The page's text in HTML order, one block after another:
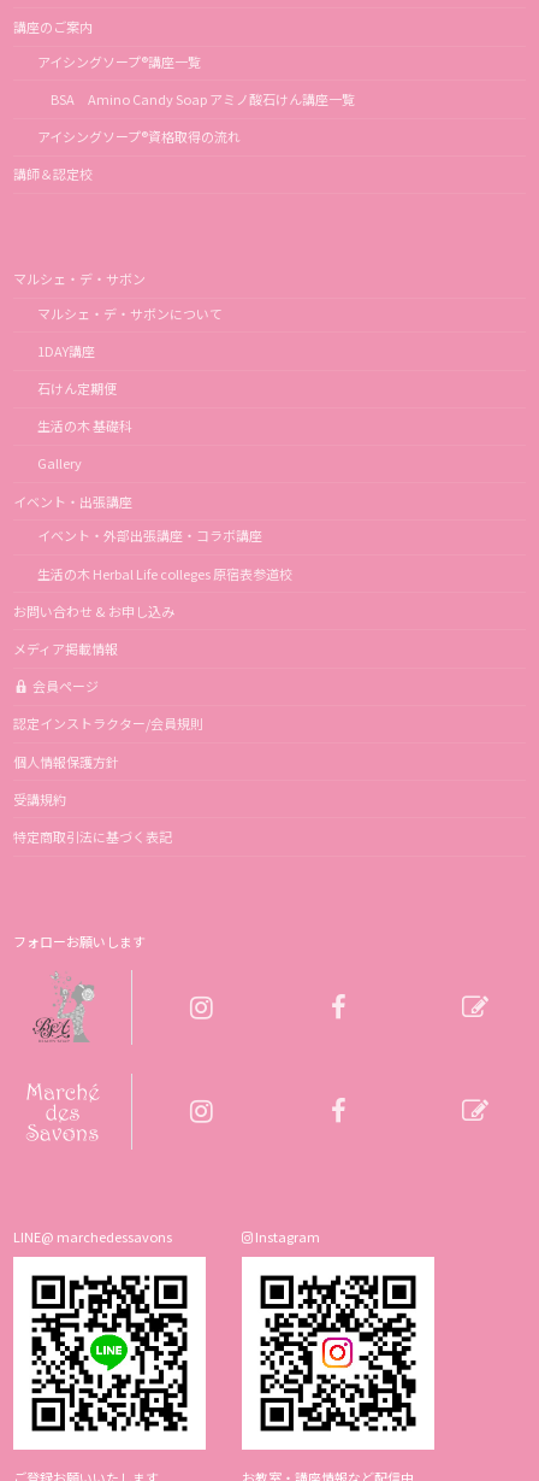
講座のご案内
アイシングソープ®講座一覧
BSA Amino Candy Soap アミノ酸石けん講座一覧
アイシングソープ®資格取得の流れ
講師＆認定校
マルシェ・デ・サボン
マルシェ・デ・サボンについて
1DAY講座
石けん定期便
生活の木 基礎科
Gallery
イベント・出張講座
イベント・外部出張講座・コラボ講座
生活の木 Herbal Life colleges 原宿表参道校
お問い合わせ & お申し込み
メディア掲載情報
会員ページ
認定インストラクター/会員規則
個人情報保護方針
受講規約
特定商取引法に基づく表記
フォローお願いします
LINE@ marchedessavons Instagram